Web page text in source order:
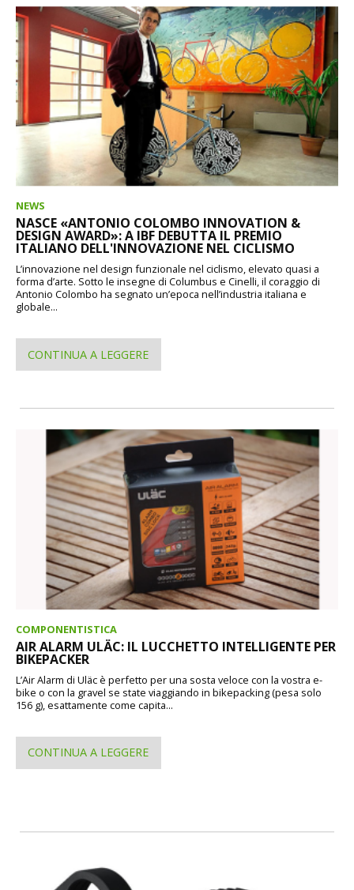
NEWS
NASCE «ANTONIO COLOMBO INNOVATION &
DESIGN AWARD»: A IBF DEBUTTA IL PREMIO
ITALIANO DELL'INNOVAZIONE NEL CICLISMO
L’innovazione nel design funzionale nel ciclismo, elevato quasi a
forma d’arte. Sotto le insegne di Columbus e Cinelli, il coraggio di
Antonio Colombo ha segnato un’epoca nell’industria italiana e
globale...
CONTINUA A LEGGERE
COMPONENTISTICA
AIR ALARM ULÄC: IL LUCCHETTO INTELLIGENTE PER
BIKEPACKER
L’Air Alarm di Uläc è perfetto per una sosta veloce con la vostra e-
bike o con la gravel se state viaggiando in bikepacking (pesa solo
156 g), esattamente come capita...
CONTINUA A LEGGERE